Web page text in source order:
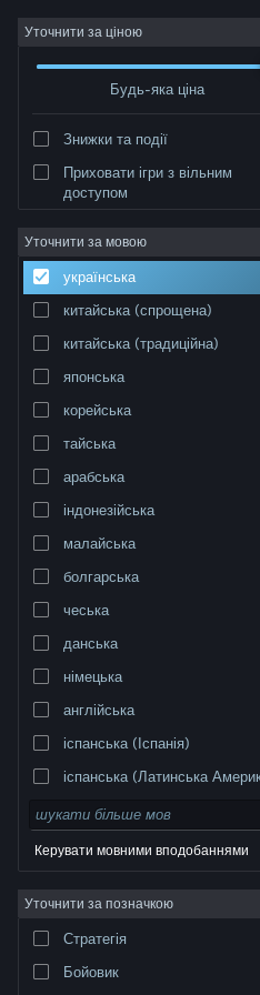
Увійти
Крамниця
Інформація
Підтримка
Змінити мову
Переглянути повну версію
© Valve Corporation. Усі права захищено. Усі
Юридична інформація
підписника Steam
cookie
Уточнити за ціною
Будь-яка ціна
Знижки та події
Приховати ігри з вільним
доступом
Уточнити за мовою
українська
китайська (спрощена)
китайська (традиційна)
японська
корейська
тайська
арабська
індонезійська
малайська
болгарська
чеська
данська
німецька
англійська
іспанська (Іспанія)
іспанська (Латинська
Керувати мовними вподобаннями
Уточнити за позначкою
Стратегія
Бойовик
Розробник: Blacktorch Games
Упорядкувати за доречністю
Результатів вашого пошуку: 0.